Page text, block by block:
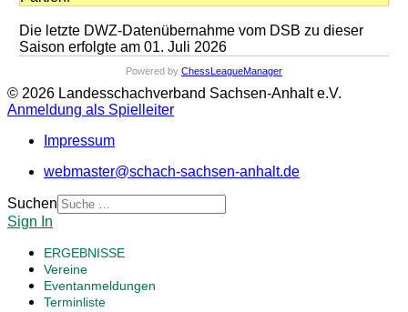
Die letzte DWZ-Datenübernahme vom DSB zu dieser
Saison erfolgte am 01. Juli 2026
Powered by ChessLeagueManager
© 2026 Landesschachverband Sachsen-Anhalt e.V.
Anmeldung als Spielleiter
Impressum
webmaster@schach-sachsen-anhalt.de
Suchen
Sign In
ERGEBNISSE
Vereine
Eventanmeldungen
Terminliste